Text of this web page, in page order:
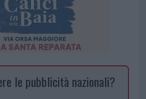
le pubblicità nazionali?